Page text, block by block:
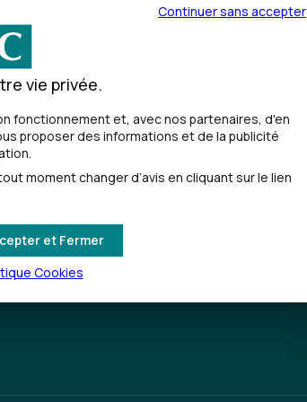
Continuer sans accepter
vie privée.
fonctionnement et, avec nos partenaires, d'en
proposer des informations et de la publicité
moment changer d’avis en cliquant sur le lien
et Fermer
Cookies